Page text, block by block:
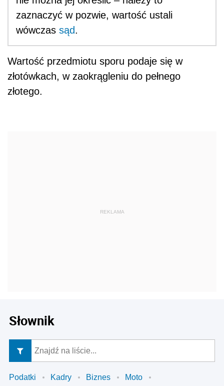
zaznaczyć w pozwie, wartość ustali
wówczas sąd.
Wartość przedmiotu sporu podaje się w
złotówkach, w zaokrągleniu do pełnego
złotego.
Słownik
Podatki Kadry Biznes
Moto